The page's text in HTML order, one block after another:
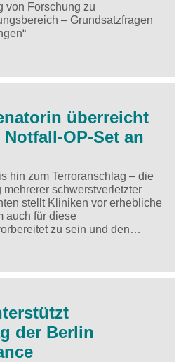
von Forschung zu
– Grundsatzfragen
überreicht
OP-Set an
hin zum Terroranschlag – die
schwerstverletzter
stellt Kliniken vor erhebliche
auch für diese
zu sein und den…
der Berlin